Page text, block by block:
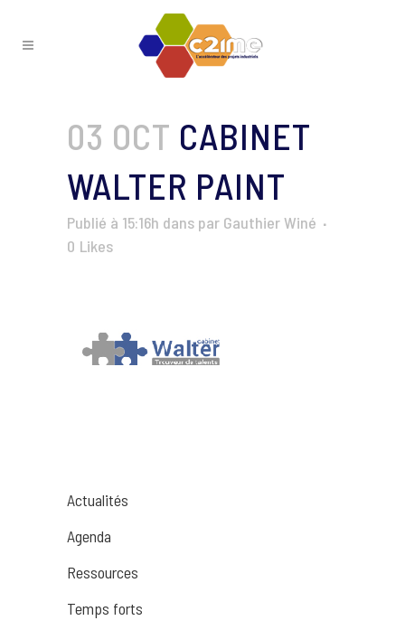
03 OCT CABINET
WALTER PAINT
Publié à 15:16h dans par Gauthier Winé
0 Likes
Actualités
Agenda
Ressources
Temps forts